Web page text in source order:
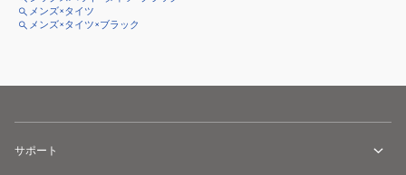
メンズ×タイツ
メンズ×タイツ×ブラック
サポート